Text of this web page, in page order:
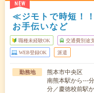
NEW
≪ジモトで時短！
お手伝いなど
職種未経験OK 交通費別途
WEB登録OK 派遣
勤務地
熊本市中央区
南熊本駅から---
分／慶徳校前駅